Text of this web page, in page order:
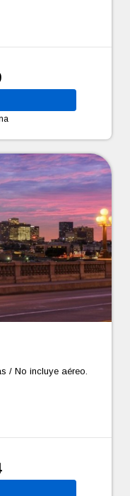
/ No incluye aéreo.